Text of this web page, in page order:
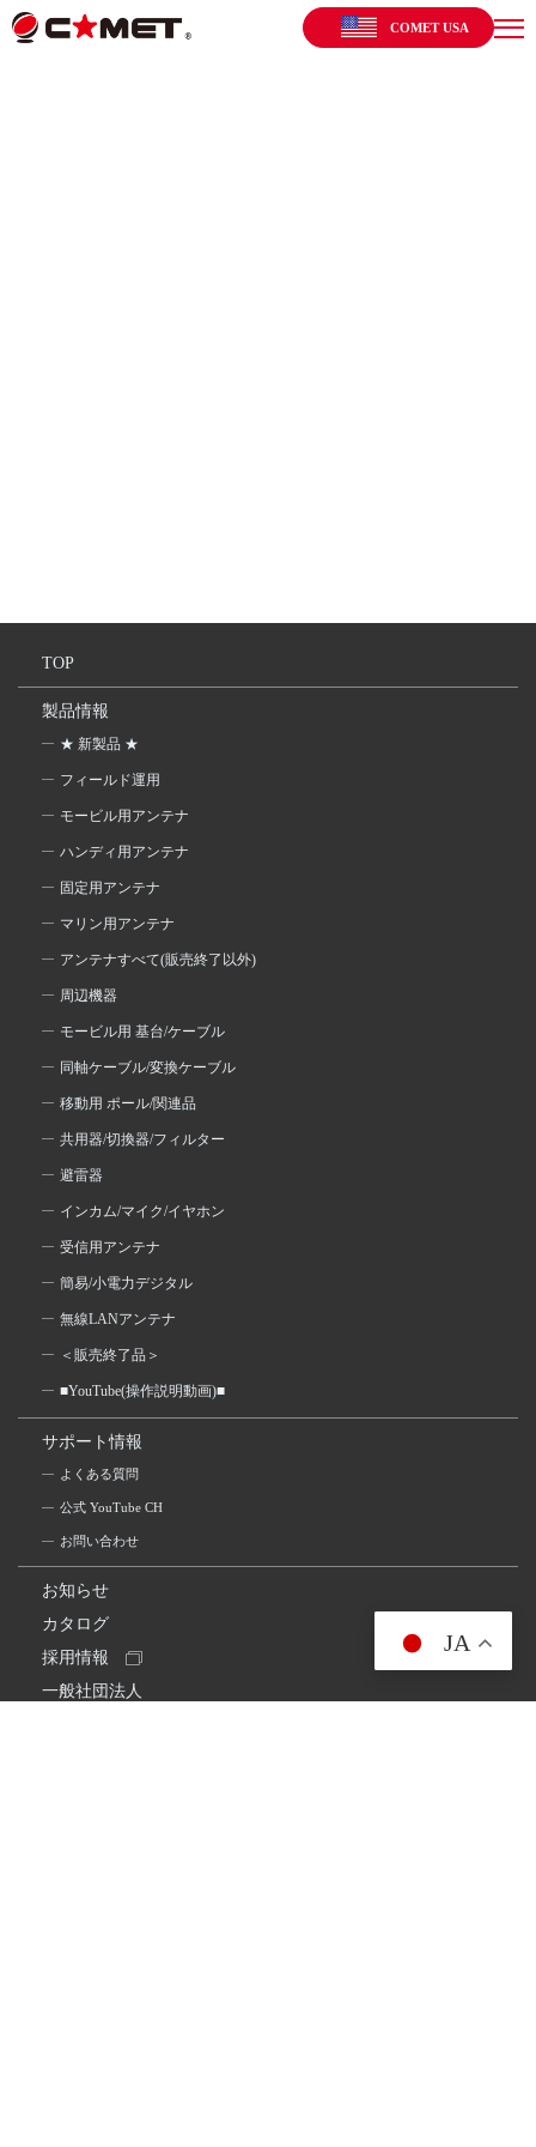
COMET USA
TOP
製品情報
★ 新製品 ★
フィールド運用
モービル用アンテナ
ハンディ用アンテナ
固定用アンテナ
マリン用アンテナ
アンテナすべて(販売終了以外)
周辺機器
モービル用 基台/ケーブル
同軸ケーブル/変換ケーブル
移動用 ポール/関連品
共用器/切換器/フィルター
避雷器
インカム/マイク/イヤホン
受信用アンテナ
簡易/小電力デジタル
無線LANアンテナ
＜販売終了品＞
■YouTube(操作説明動画)■
サポート情報
よくある質問
公式 YouTube CH
お問い合わせ
お知らせ
カタログ
採用情報
一般社団法人
JA